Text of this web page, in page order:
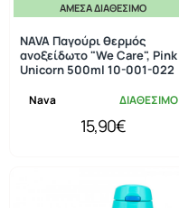
ΆΜΕΣΑ ΔΙΑΘΈΣΙΜΟ
Nava ΔΙΑΘΕΣΙΜΟ
NAVA Παγούρι θερμός
ανοξείδωτο "We Care", Pink
Unicorn 500ml 10-001-022
15,90€